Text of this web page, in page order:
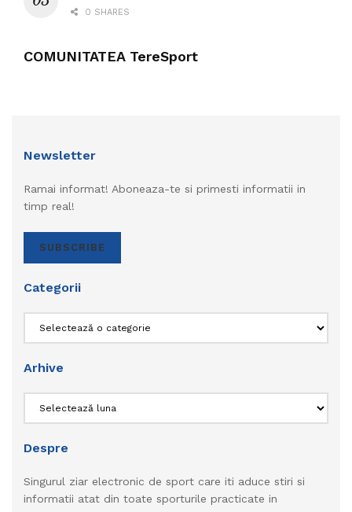
0 SHARES
COMUNITATEA TereSport
Newsletter
Ramai informat! Aboneaza-te si primesti informatii in
timp real!
SUBSCRIBE
Categorii
Arhive
Despre
Singurul ziar electronic de sport care iti aduce stiri si
informatii atat din toate sporturile practicate in